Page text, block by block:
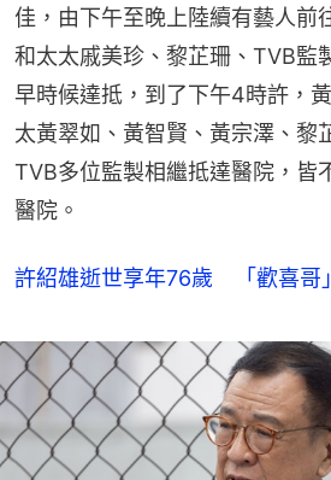
佳，由下午至晚上陸續有藝人前
和太太戚美珍、黎芷珊、TVB監
早時候達抵，到了下午4時許，
太黃翠如、黃智賢、黃宗澤、黎
TVB多位監製相繼抵達醫院，皆
醫院。
許紹雄逝世享年76歲 「歡喜哥